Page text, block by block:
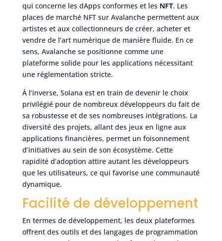
qui concerne les dApps conformes et les NFT. Les
places de marché NFT sur Avalanche permettent aux
artistes et aux collectionneurs de créer, acheter et
vendre de l’art numérique de manière fluide. En ce
sens, Avalanche se positionne comme une
plateforme solide pour les applications nécessitant
une réglementation stricte.
À l’inverse, Solana est en train de devenir le choix
privilégié pour de nombreux développeurs du fait de
sa robustesse et de ses nombreuses intégrations. La
diversité des projets, allant des jeux en ligne aux
applications financières, permet un foisonnement
d’initiatives au sein de son écosystème. Cette
rapidité d’adoption attire autant les développeurs
que les utilisateurs, ce qui favorise une communauté
dynamique.
Facilité de développement
En termes de développement, les deux plateformes
offrent des outils et des langages de programmation